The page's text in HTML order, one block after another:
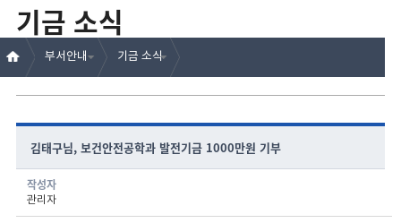
기금 소식
부서안내 기금 소식
김태구님, 보건안전공학과 발전기금 1000만원 기부
작성자
관리자